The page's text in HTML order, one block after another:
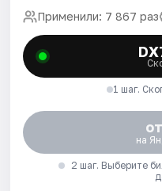
Применили: 7 867 раз
1 шаг.
на
2 шаг. Выберите